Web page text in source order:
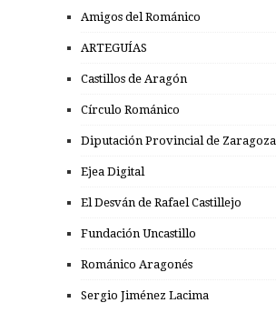
Amigos del Románico
ARTEGUÍAS
Castillos de Aragón
Círculo Románico
Diputación Provincial de Zaragoza
Ejea Digital
El Desván de Rafael Castillejo
Fundación Uncastillo
Románico Aragonés
Sergio Jiménez Lacima